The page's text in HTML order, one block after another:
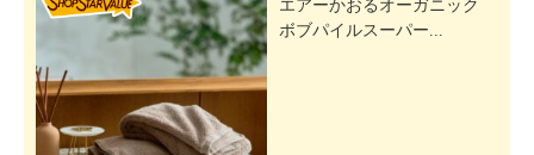
エアーかおるオーガニック
ボブパイルスーパー...